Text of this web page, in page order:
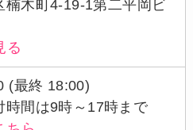
楠木町4-19-1第二平岡ビ
る
(最終 18:00)
時間は9時～17時まで